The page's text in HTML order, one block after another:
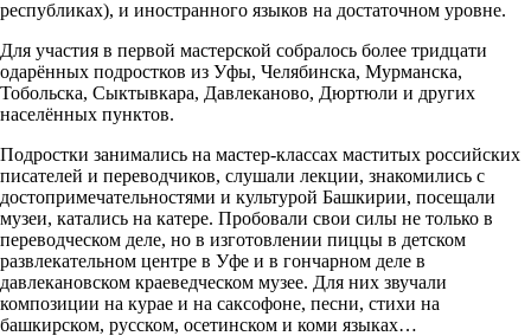
республиках), и иностранного языков на достаточном уровне.
Для участия в первой мастерской собралось более тридцати
одарённых подростков из Уфы, Челябинска, Мурманска,
Тобольска, Сыктывкара, Давлеканово, Дюртюли и других
населённых пунктов.
Подростки занимались на мастер-классах маститых российских
писателей и переводчиков, слушали лекции, знакомились с
достопримечательностями и культурой Башкирии, посещали
музеи, катались на катере. Пробовали свои силы не только в
переводческом деле, но в изготовлении пиццы в детском
развлекательном центре в Уфе и в гончарном деле в
давлекановском краеведческом музее. Для них звучали
композиции на курае и на саксофоне, песни, стихи на
башкирском, русском, осетинском и коми языках…